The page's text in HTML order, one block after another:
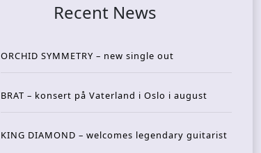
Recent News
ORCHID SYMMETRY – new single out
BRAT – konsert på Vaterland i Oslo i august
KING DIAMOND – welcomes legendary guitarist